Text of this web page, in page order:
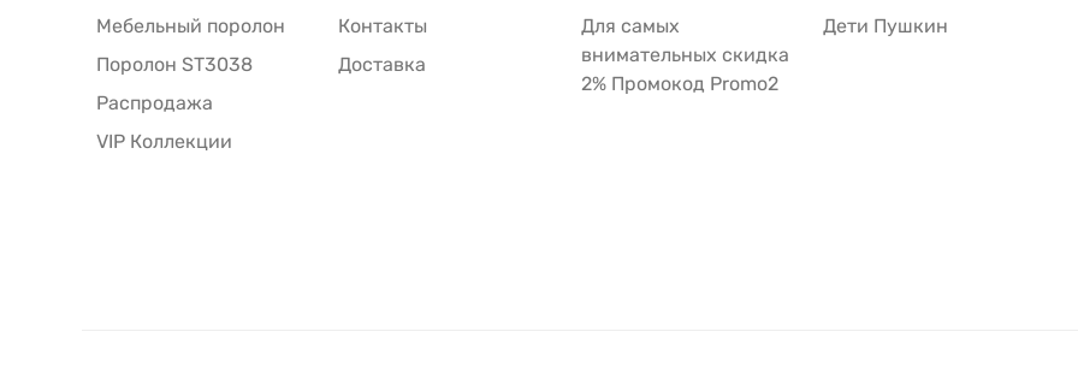
Мебельный поролон
Поролон ST3038
Распродажа
VIP Коллекции
Контакты
Доставка
Для самых
внимательных скидка
2% Промокод Promo2
Дети Пушкин